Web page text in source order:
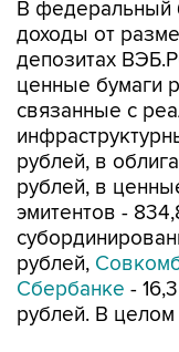
депозитах
ценные бумаги
связанные с
рублей, в
рублей, в
эмитентов -
рублей,
Сбербанке-
рублей. В целом
Всего на